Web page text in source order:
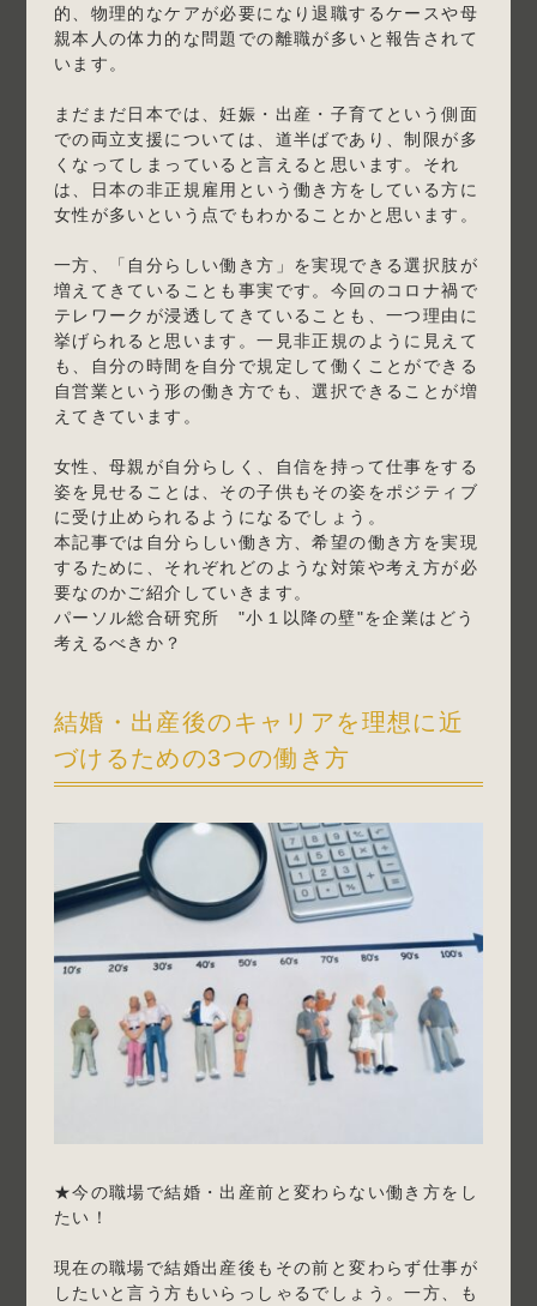
的、物理的なケアが必要になり退職するケースや母
親本人の体力的な問題での離職が多いと報告されて
います。
まだまだ日本では、妊娠・出産・子育てという側面
での両立支援については、道半ばであり、制限が多
くなってしまっていると言えると思います。それ
は、日本の非正規雇用という働き方をしている方に
女性が多いという点でもわかることかと思います。
一方、「自分らしい働き方」を実現できる選択肢が
増えてきていることも事実です。今回のコロナ禍で
テレワークが浸透してきていることも、一つ理由に
挙げられると思います。一見非正規のように見えて
も、自分の時間を自分で規定して働くことができる
自営業という形の働き方でも、選択できることが増
えてきています。
女性、母親が自分らしく、自信を持って仕事をする
姿を見せることは、その子供もその姿をポジティブ
に受け止められるようになるでしょう。
本記事では自分らしい働き方、希望の働き方を実現
するために、それぞれどのような対策や考え方が必
要なのかご紹介していきます。
パーソル総合研究所 "小１以降の壁"を企業はどう
考えるべきか？
結婚・出産後のキャリアを理想に近
づけるための3つの働き方
★今の職場で結婚・出産前と変わらない働き方をし
たい！
現在の職場で結婚出産後もその前と変わらず仕事が
したいと言う方もいらっしゃるでしょう。一方、も